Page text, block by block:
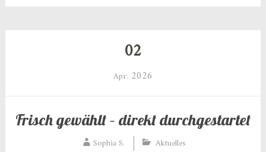
02
Apr. 2026
Frisch gewählt – direkt durchgestartet
Sophia S. Aktuelles